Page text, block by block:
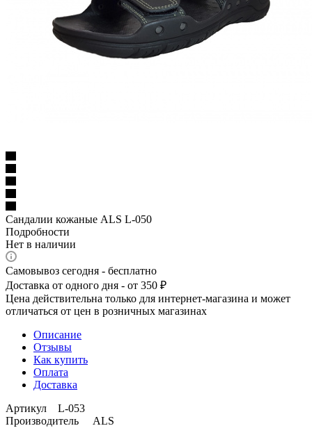
Сандалии кожаные ALS L-050
Подробности
Нет в наличии
Самовывоз сегодня - бесплатно
Доставка от одного дня - от 350 ₽
Цена действительна только для интернет-магазина и может
отличаться от цен в розничных магазинах
Описание
Отзывы
Как купить
Оплата
Доставка
Артикул L-053
Производитель ALS